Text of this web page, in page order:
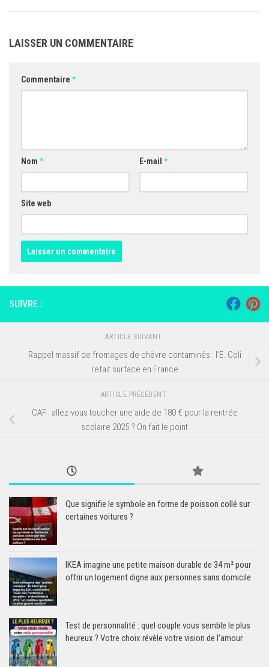
LAISSER UN COMMENTAIRE
Commentaire *
Nom * E-mail *
Site web
SUIVRE :
ARTICLE SUIVANT
Rappel massif de fromages de chèvre contaminés : l’E. Coli
refait surface en France
ARTICLE PRÉCÉDENT
CAF : allez-vous toucher une aide de 180 € pour la rentrée
scolaire 2025 ? On fait le point
Que signifie le symbole en forme de poisson collé sur
certaines voitures ?
IKEA imagine une petite maison durable de 34 m² pour
offrir un logement digne aux personnes sans domicile
Test de personnalité : quel couple vous semble le plus
heureux ? Votre choix révèle votre vision de l’amour